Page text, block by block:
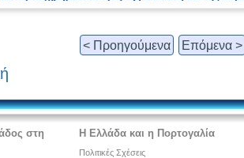
< Προηγούμενα Επόμενα >
στη
Η Ελλάδα και η Πορτογαλία
Πολιτικές Σχέσεις